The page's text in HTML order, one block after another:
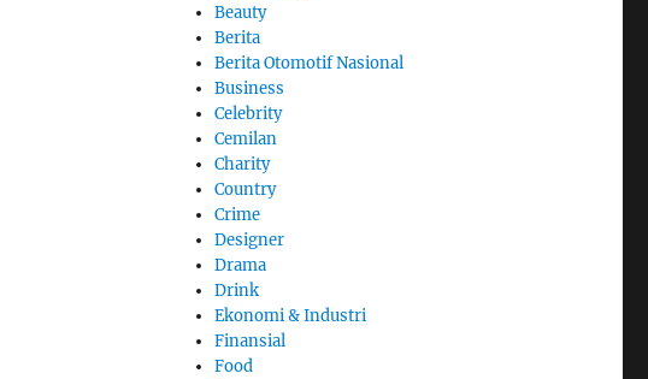
Beauty
Berita
Berita Otomotif Nasional
Business
Celebrity
Cemilan
Charity
Country
Crime
Designer
Drama
Drink
Ekonomi & Industri
Finansial
Food